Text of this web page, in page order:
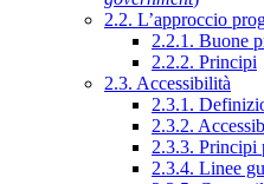
2.2. L’approccio
2.2.1. Buone
2.2.2. Principi
2.3. Accessibilità
2.3.1.
2.3.2.
2.3.3. Principi
2.3.4. Linee